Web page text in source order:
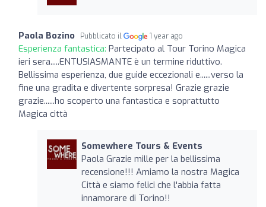
Paola Bozino Pubblicato il 1 year ago
Esperienza fantastica: Partecipato al Tour Torino Magica
ieri sera.....ENTUSIASMANTE è un termine riduttivo.
Bellissima esperienza, due guide eccezionali e......verso la
fine una gradita e divertente sorpresa! Grazie grazie
grazie......ho scoperto una fantastica e soprattutto
Magica città
Somewhere Tours & Events
Paola Grazie mille per la bellissima
recensione!!! Amiamo la nostra Magica
Città e siamo felici che l'abbia fatta
innamorare di Torino!!